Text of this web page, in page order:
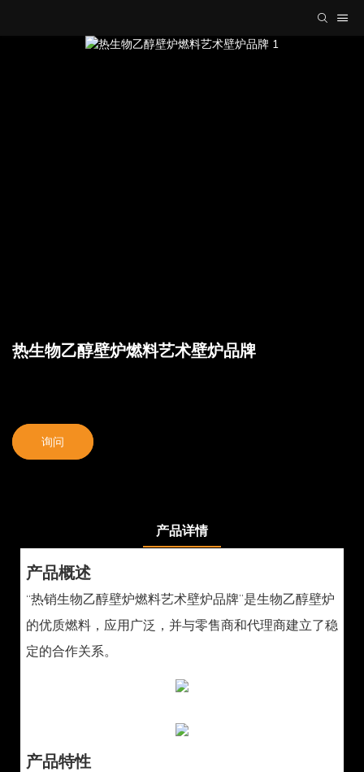
热生物乙醇壁炉燃料艺术壁炉品牌
询问
产品详情
产品概述
“热销生物乙醇壁炉燃料艺术壁炉品牌”是生物乙醇壁炉
的优质燃料，应用广泛，并与零售商和代理商建立了稳
定的合作关系。
产品特性